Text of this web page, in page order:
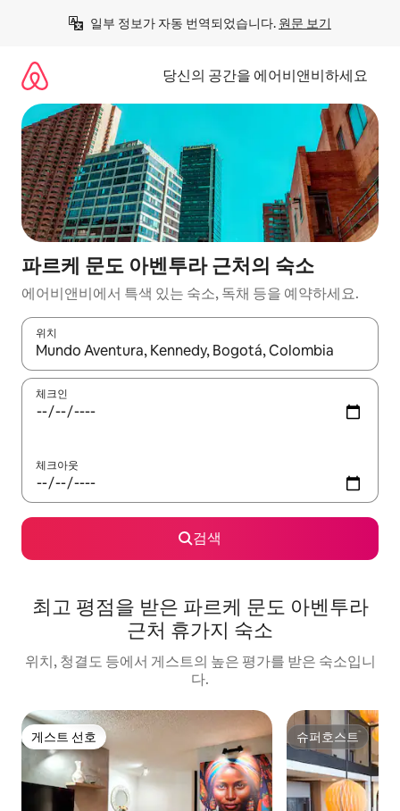
일부 정보가 자동 번역되었습니다. 원문 보기
당신의 공간을 에어비앤비하세요
파르케 문도 아벤투라 근처의 숙소
에어비앤비에서 특색 있는 숙소, 독채 등을 예약하세요.
위치
결과가 나오면 위·아래 화살표 키를 사용하거나 터치 또는 스와이
체크인
체크아웃
검색
최고 평점을 받은 파르케 문도 아벤투라
근처 휴가지 숙소
위치, 청결도 등에서 게스트의 높은 평가를 받은 숙소입니
다.
게스트 선호
게스트 선호 슈퍼호스트
슈퍼호스트